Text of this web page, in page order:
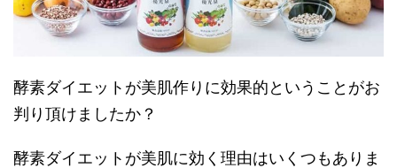
酵素ダイエットが美肌作りに効果的ということがお
判り頂けましたか？
酵素ダイエットが美肌に効く理由はいくつもありま